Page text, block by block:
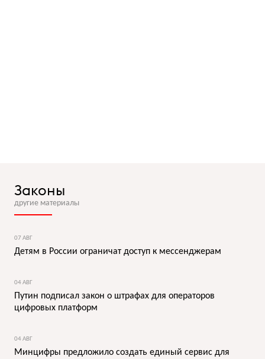
Законы
другие материалы
07 АВГ
Детям в России ограничат доступ к мессенджерам
04 АВГ
Путин подписал закон о штрафах для операторов
цифровых платформ
04 АВГ
Минцифры предложило создать единый сервис для